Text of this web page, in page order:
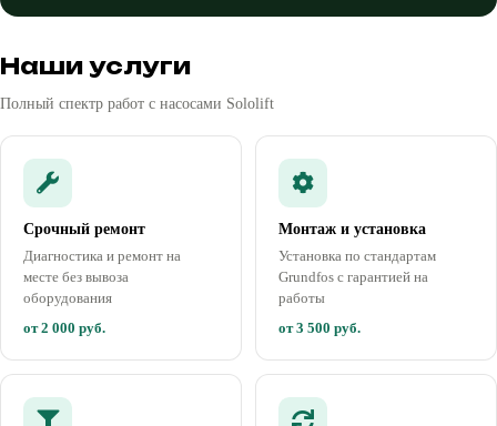
Наши услуги
Полный спектр работ с насосами Sololift
Срочный ремонт
Диагностика и ремонт на
месте без вывоза
оборудования
от 2 000 руб.
Монтаж и установка
Установка по стандартам
Grundfos с гарантией на
работы
от 3 500 руб.